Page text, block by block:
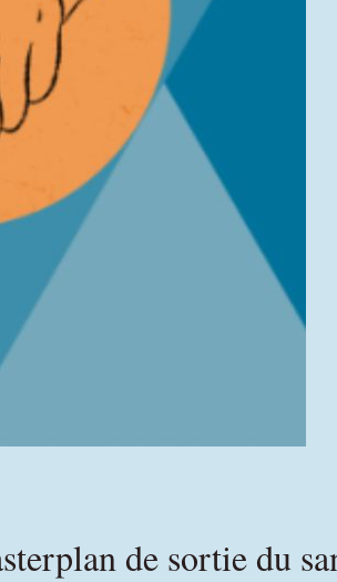
de sortie du